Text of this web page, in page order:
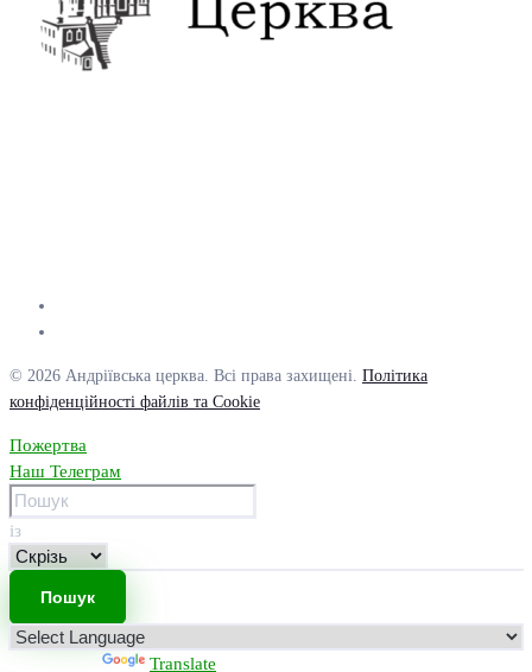
© 2026 Андріївська церква. Всі права захищені. Політика
конфіденційності файлів та Cookie
Пожертва
Наш Телеграм
із
Translate